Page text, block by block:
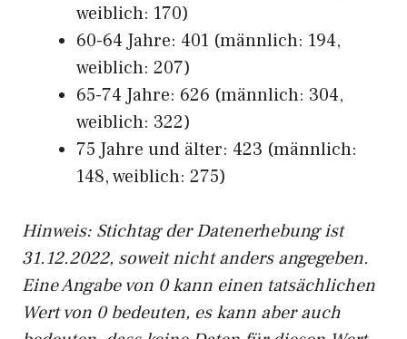
weiblich: 170)
60-64 Jahre: 401 (männlich: 194,
weiblich: 207)
65-74 Jahre: 626 (männlich: 304,
weiblich: 322)
75 Jahre und älter: 423 (männlich:
148, weiblich: 275)
Hinweis: Stichtag der Datenerhebung ist
31.12.2022, soweit nicht anders angegeben.
Eine Angabe von 0 kann einen tatsächlichen
Wert von 0 bedeuten, es kann aber auch